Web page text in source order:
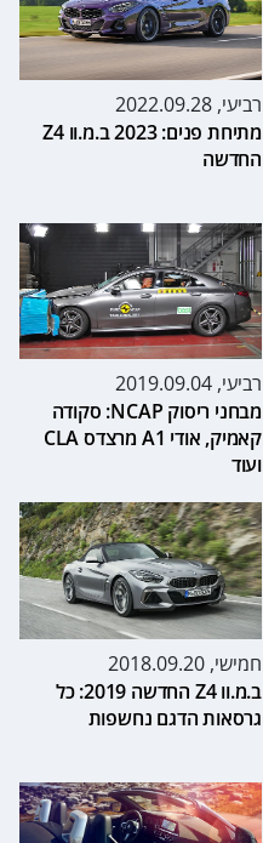
רביעי, 2022.09.28
מתיחת פנים: 2023 ב.מ.וו Z4
החדשה
רביעי, 2019.09.04
מבחני ריסוק NCAP: סקודה
קאמיק, אודי A1 מרצדס CLA
ועוד
חמישי, 2018.09.20
ב.מ.וו Z4 החדשה 2019: כל
גרסאות הדגם נחשפות